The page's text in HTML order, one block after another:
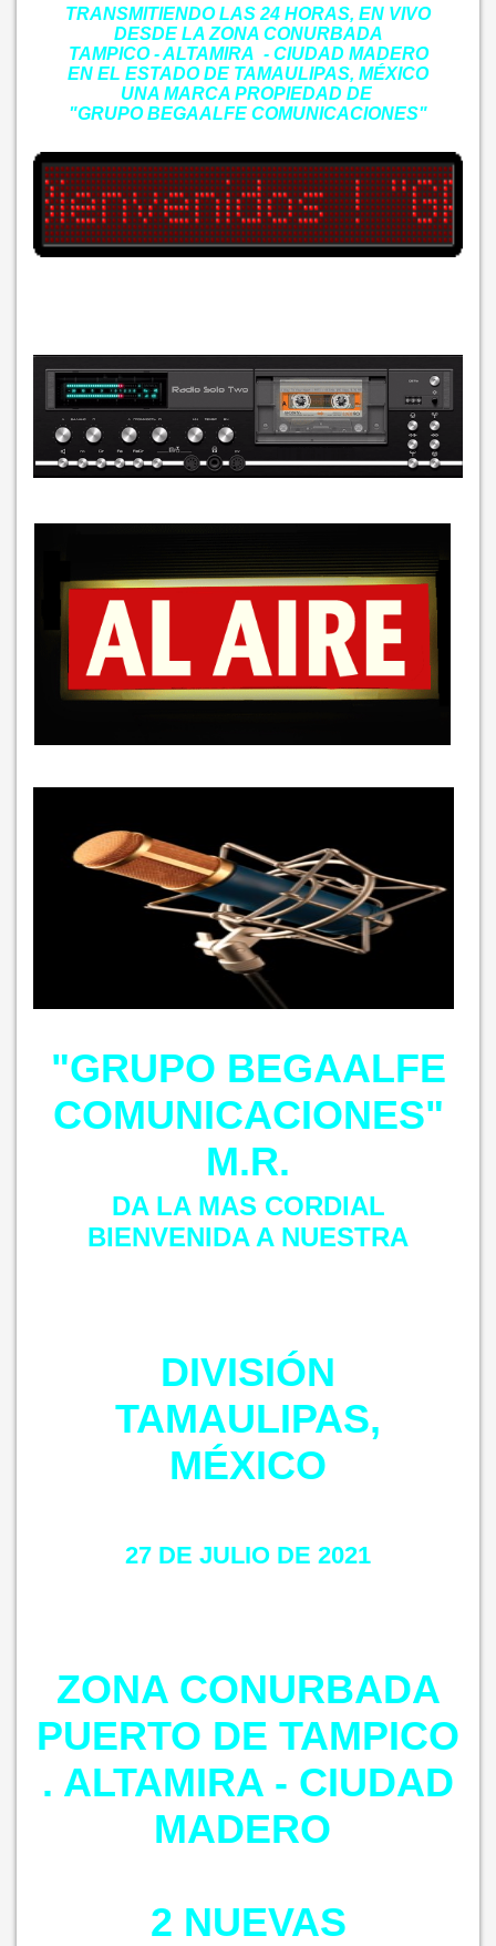
TRANSMITIENDO LAS 24 HORAS, EN VIVO
DESDE LA ZONA CONURBADA
TAMPICO - ALTAMIRA - CIUDAD MADERO
EN EL ESTADO DE TAMAULIPAS, MÉXICO
UNA MARCA PROPIEDAD DE
"GRUPO BEGAALFE COMUNICACIONES"
"GRUPO BEGAALFE
COMUNICACIONES"
M.R.
DA LA MAS CORDIAL
BIENVENIDA A NUESTRA
DIVISIÓN
TAMAULIPAS,
MÉXICO
27 DE JULIO DE 2021
ZONA CONURBADA
PUERTO DE TAMPICO
. ALTAMIRA - CIUDAD
MADERO
2 NUEVAS